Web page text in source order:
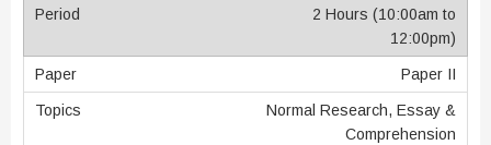
2 Hours (10:00am to
12:00pm)
Paper II
Normal Research, Essay &
Comprehension